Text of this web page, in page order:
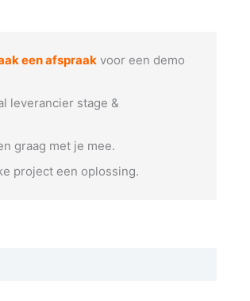
een afspraak voor een demo
leverancier stage &
graag met je mee.
project een oplossing.